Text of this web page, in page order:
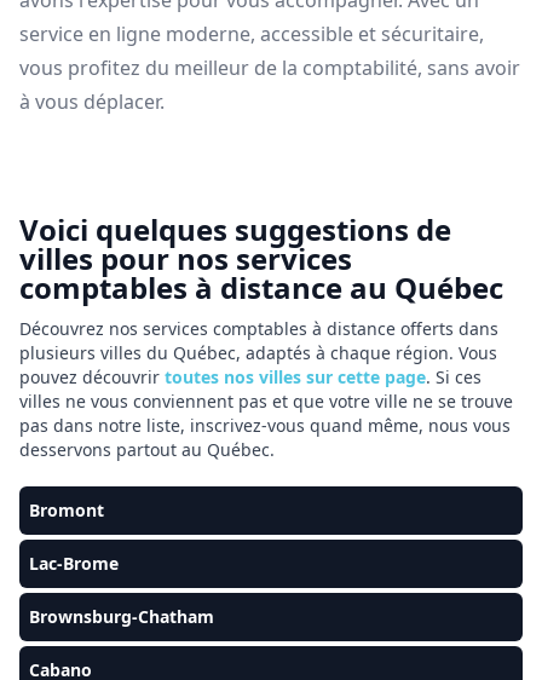
service en ligne moderne, accessible et sécuritaire,
vous profitez du meilleur de la comptabilité, sans avoir
à vous déplacer.
Voici quelques suggestions de
villes pour nos services
comptables à distance au Québec
Découvrez nos services comptables à distance offerts dans
plusieurs villes du Québec, adaptés à chaque région. Vous
pouvez découvrir toutes nos villes sur cette page. Si ces
villes ne vous conviennent pas et que votre ville ne se trouve
pas dans notre liste, inscrivez-vous quand même, nous vous
desservons partout au Québec.
Bromont
Lac-Brome
Brownsburg-Chatham
Cabano